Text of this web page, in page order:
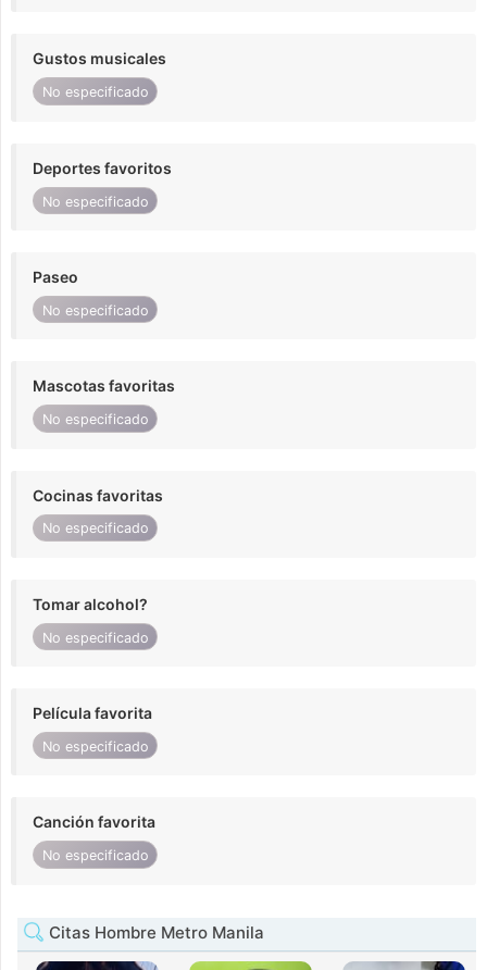
Gustos musicales
No especificado
Deportes favoritos
No especificado
Paseo
No especificado
Mascotas favoritas
No especificado
Cocinas favoritas
No especificado
Tomar alcohol?
No especificado
Película favorita
No especificado
Canción favorita
No especificado
Citas Hombre Metro Manila